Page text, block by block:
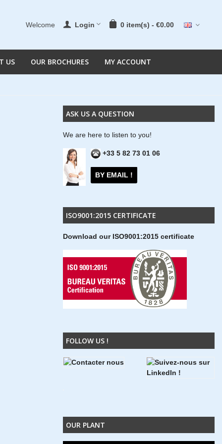
Welcome Login 0 item(s) - €0.00
US OUR BROCHURES MY ACCOUNT
ASK US A QUESTION
We are here to listen to you!
+33 5 82 73 01 06
BY EMAIL !
ISO9001:2015 CERTIFICATE
Download our ISO9001:2015 certificate
FOLLOW US !
OUR PLANT